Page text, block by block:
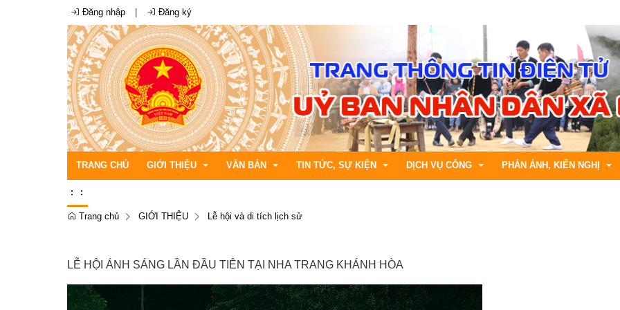
Đăng nhập Đăng ký
TRANG CHỦ GIỚI THIỆU
Ủy ban nhân dân xã
Lễ hội và di tích lịch sử
VĂN BẢN TIN TỨC, SỰ KIỆN
Thông tin Y tế, Giáo dục
DỊCH VỤ CÔNG
Tra cứu hồ sơ trực tuyến
PHẢN ÁNH, KIẾN NGHỊ
: :
Trang chủ GIỚI THIỆU Lễ hội và di tích lịch sử
LỄ HỘI ÁNH SÁNG LẦN ĐẦU TIÊN TẠI NHA TRANG KHÁNH HÒA